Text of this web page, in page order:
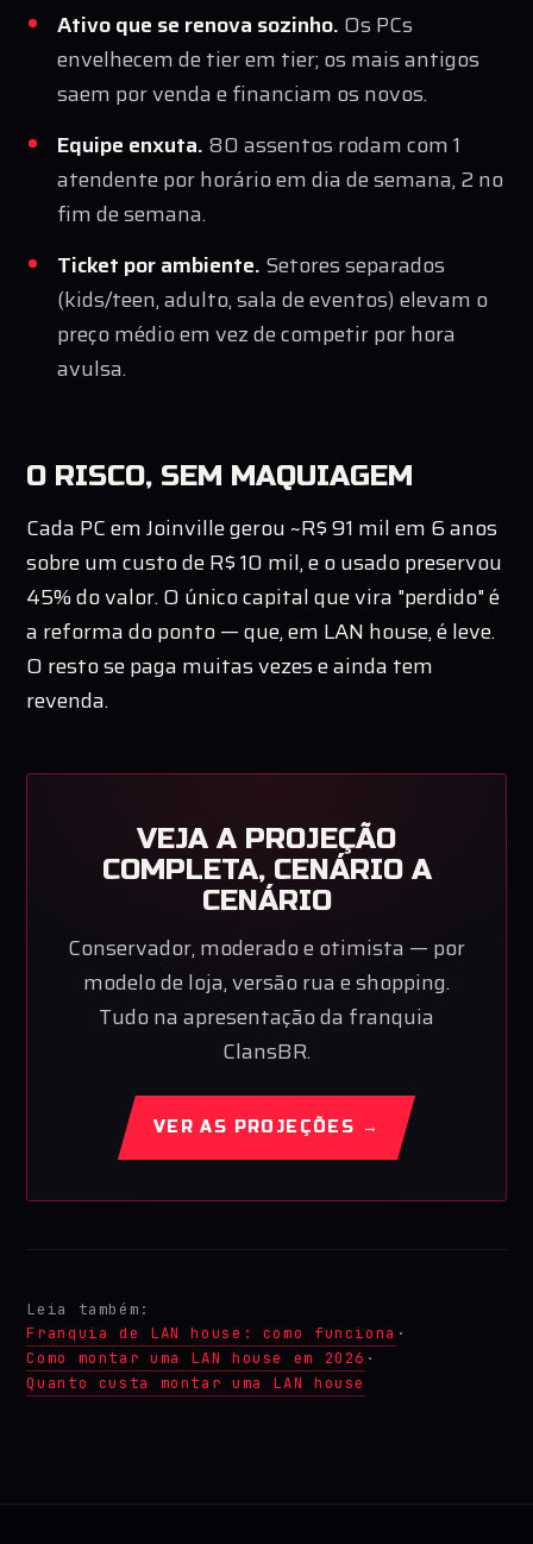
Ativo que se renova sozinho. Os PCs
envelhecem de tier em tier; os mais antigos
saem por venda e financiam os novos.
Equipe enxuta. 80 assentos rodam com 1
atendente por horário em dia de semana, 2 no
fim de semana.
Ticket por ambiente. Setores separados
(kids/teen, adulto, sala de eventos) elevam o
preço médio em vez de competir por hora
avulsa.
O RISCO, SEM MAQUIAGEM
Cada PC em Joinville gerou ~R$ 91 mil em 6 anos
sobre um custo de R$ 10 mil, e o usado preservou
45% do valor. O único capital que vira "perdido" é
a reforma do ponto — que, em LAN house, é leve.
O resto se paga muitas vezes e ainda tem
revenda.
VEJA A PROJEÇÃO
COMPLETA, CENÁRIO A
CENÁRIO
Conservador, moderado e otimista — por
modelo de loja, versão rua e shopping.
Tudo na apresentação da franquia
ClansBR.
VER AS PROJEÇÕES →
Leia também:
Franquia de LAN house: como funciona ·
Como montar uma LAN house em 2026 ·
Quanto custa montar uma LAN house